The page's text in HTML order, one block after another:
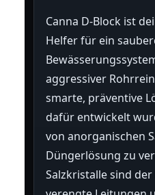
Canna D-Block ist
Helfer für ein
aggressiver
smarte, präventive
dafür entwickelt
von anorganischen
Düngerlösung zu
Salzkristalle sind